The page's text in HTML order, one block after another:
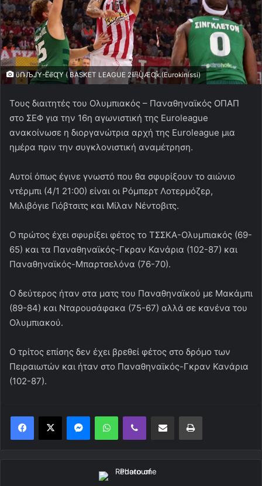
ϋՌЉJϓ-Ё́ȇ́Ɋϓ ( BASKET LEAGUE 2码Ù͉ӔɊǩ.(Eurokinissi)
Τους διαιτητές του Ολυμπιακός – Παναθηναϊκός ΟΠΑΠ
στο ΣΕΦ για την 16η αγωνιστική της Euroleague
ανακοίνωσε η διοργανώτρια αρχή της Εuroleague μια
ημέρα πριν την συγκλονιστική αναμέτρηση.
Αυτοί όπως έγινε γνωστό που θα σφυρίξουν το αιώνιο
ντέρμπι (4/1 21:00) είναι οι Ρόμπερτ Λοτερμόζερ,
Μιλιβόγιε Γιόβτσιτς και Μίλαν Νέντοβιτς.
Ο πρώτος έχει σφυρίξει φέτος το ΤΣΣΚΑ-Ολυμπιακός (69-
65) και τα Παναθηναϊκός-Γκραν Κανάρια (102-87) και
Παναθηναϊκός-Μπαρτσελόνα (76-70).
Ο δεύτερος ήταν στα ματς του Παναθηναϊκού με Μακάμπι
(89-84) και Νταρουσάφακα (75-67) αλλά σε κανένα του
Ολυμπιακού.
Ο τρίτος επίσης δεν έχει βρεθεί φέτος στο δρόμο των
Πειραιωτών και ήταν στο Παναθηναϊκός-Γκραν Κανάρια
(102-87).
MessengerWhatsAppViber Κοινοποίηση μέσω ηλεκτρονικού ταχυδρομείουΕκτύπωση